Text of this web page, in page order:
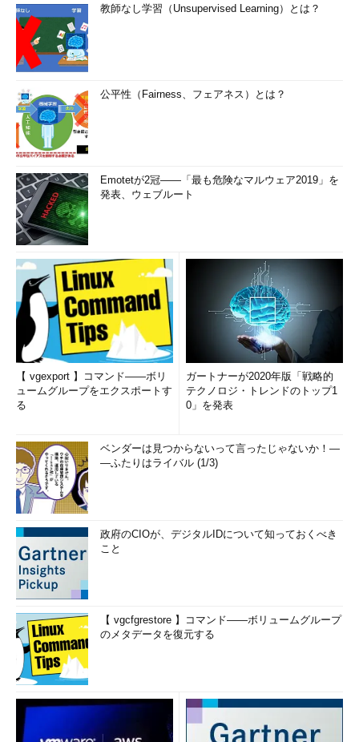
教師なし学習（Unsupervised Learning）とは？
公平性（Fairness、フェアネス）とは？
Emotetが2冠――「最も危険なマルウェア2019」を
発表、ウェブルート
【 vgexport 】コマンド――ボリ
ュームグループをエクスポートす
る
ガートナーが2020年版「戦略的
テクノロジ・トレンドのトップ1
0」を発表
ベンダーは見つからないって言ったじゃないか！―
―ふたりはライバル (1/3)
政府のCIOが、デジタルIDについて知っておくべき
こと
【 vgcfgrestore 】コマンド――ボリュームグループ
のメタデータを復元する